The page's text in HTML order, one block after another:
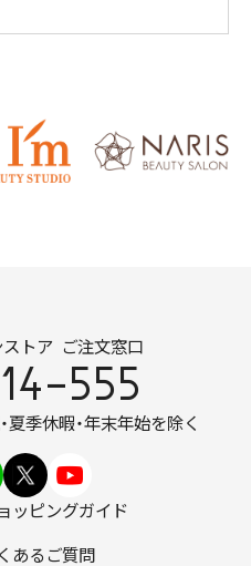
トア ご注文窓口
555
夏季休暇・年末年始を除く
ッピングガイド
あるご質問